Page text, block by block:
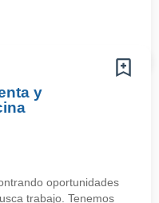
y
oportunidades
trabajo. Tenemos